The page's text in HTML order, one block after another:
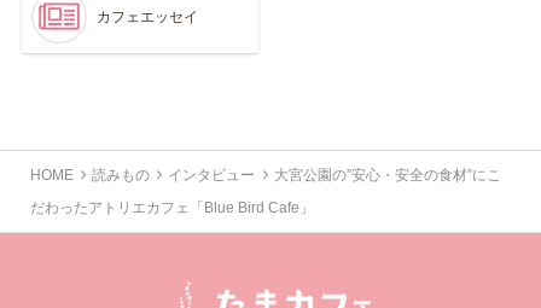
カフェエッセイ
HOME 読みもの インタビュー
大宮公園の”安心・安全の食材”にこ
だわったアトリエカフェ「Blue Bird Cafe」